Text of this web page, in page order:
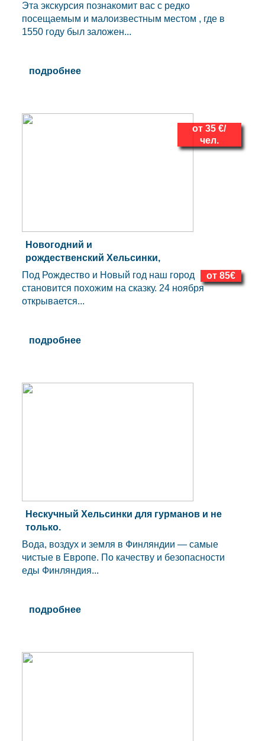
Эта экскурсия познакомит вас с редко
посещаемым и малоизвестным местом , где в
1550 году был заложен...
подробнее
от 35 €/
чел.
Новогодний и
рождественский Хельсинки,
автобусно-пешеходная или
пешеходная.
Под Рождество и Новый год наш город
становится похожим на сказку. 24 ноября
открывается...
подробнее
от 85€
Нескучный Хельсинки для гурманов и не
только.
Вода, воздух и земля в Финляндии — самые
чистые в Европе. По качеству и безопасности
еды Финляндия...
подробнее